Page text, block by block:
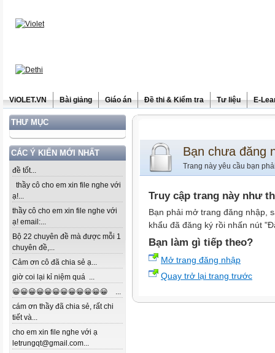
ViOLET.VN Bài giảng Giáo án Đề thi & Kiểm tra Tư liệu E-
THƯ MỤC
CÁC Ý KIẾN MỚI NHẤT
đề tốt...
thầy cô cho em xin file nghe với
ạ!...
thầy cô cho em xin file nghe với
ạ! email:...
Bộ 22 chuyên đề mà được mỗi 1
chuyên đề,...
Cảm ơn cô đã chia sẻ ạ...
giờ coi lại kỉ niệm quá ...
😀😀😀😀😀😀😀😀😀😀😀😀 ...
cám ơn thầy đã chia sẻ, rất chi
tiết và...
cho em xin file nghe với ạ
letrungqt@gmail.com...
Bạn chưa đăng
Trang này yêu cầu bạn
Truy cập trang này như
Bạn phải mở trang đăng nhập,
khẩu đã đăng ký rồi nhấn nút
Bạn làm gì tiếp theo?
Mở trang đăng nhập
Quay trở lại trang trước